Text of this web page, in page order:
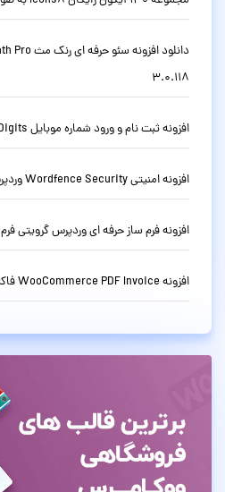
3.0.118
افزونه ثبت نام و ورود شماره موبایل Digits وردپرس نسخه 9.2
افزونه امنیتی Wordfence Security وردپرس نسخه 8.1.4
افزونه فرم ساز حرفه ای وردپرس گرویتی فرم Gravity Forms نسخه 3.0.0
افزونه WooCommerce PDF Invoice فاکتور ووکامرس نسخه 5.1.2